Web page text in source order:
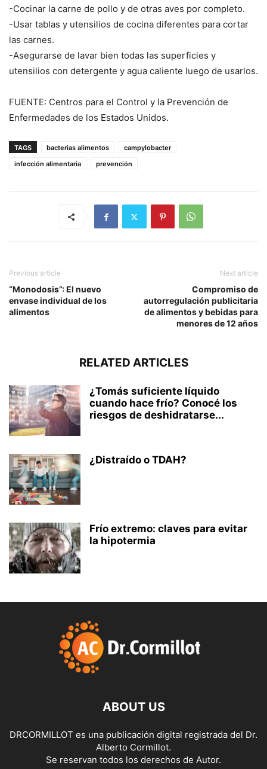
-Cocinar la carne de pollo y de otras aves por completo.
-Usar tablas y utensilios de cocina diferentes para cortar
las carnes.
-Asegurarse de lavar bien todas las superficies y
utensilios con detergente y agua caliente luego de usarlos.
FUENTE: Centros para el Control y la Prevención de
Enfermedades de los Estados Unidos.
TAGS bacterias alimentos
campylobacter
infección alimentaria
prevención
Previous article
“Monodosis”: El nuevo
envase individual de los
alimentos
Next article
Compromiso de
autorregulación publicitaria
de alimentos y bebidas para
menores de 12 años
RELATED ARTICLES
¿Tomás suficiente líquido
cuando hace frío? Conocé los
riesgos de deshidratarse...
¿Distraído o TDAH?
Frío extremo: claves para evitar
la hipotermia
ABOUT US
DRCORMILLOT es una publicación digital registrada del Dr.
Alberto Cormillot.
Se reservan todos los derechos de Autor.